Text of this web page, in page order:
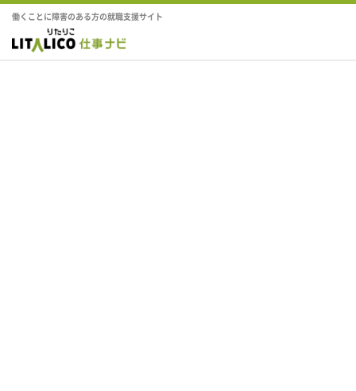
働くことに障害のある方の就職支援サイト